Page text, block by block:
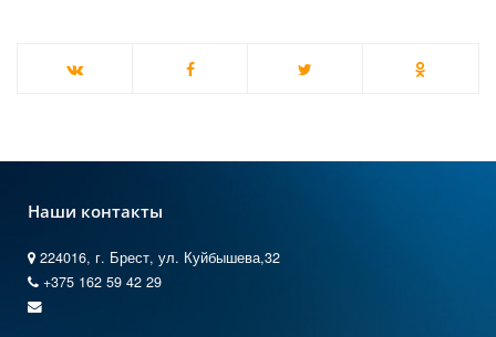
Наши контакты
224016, г. Брест, ул. Куйбышева,32
+375 162 59 42 29